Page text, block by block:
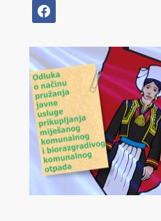
facebook